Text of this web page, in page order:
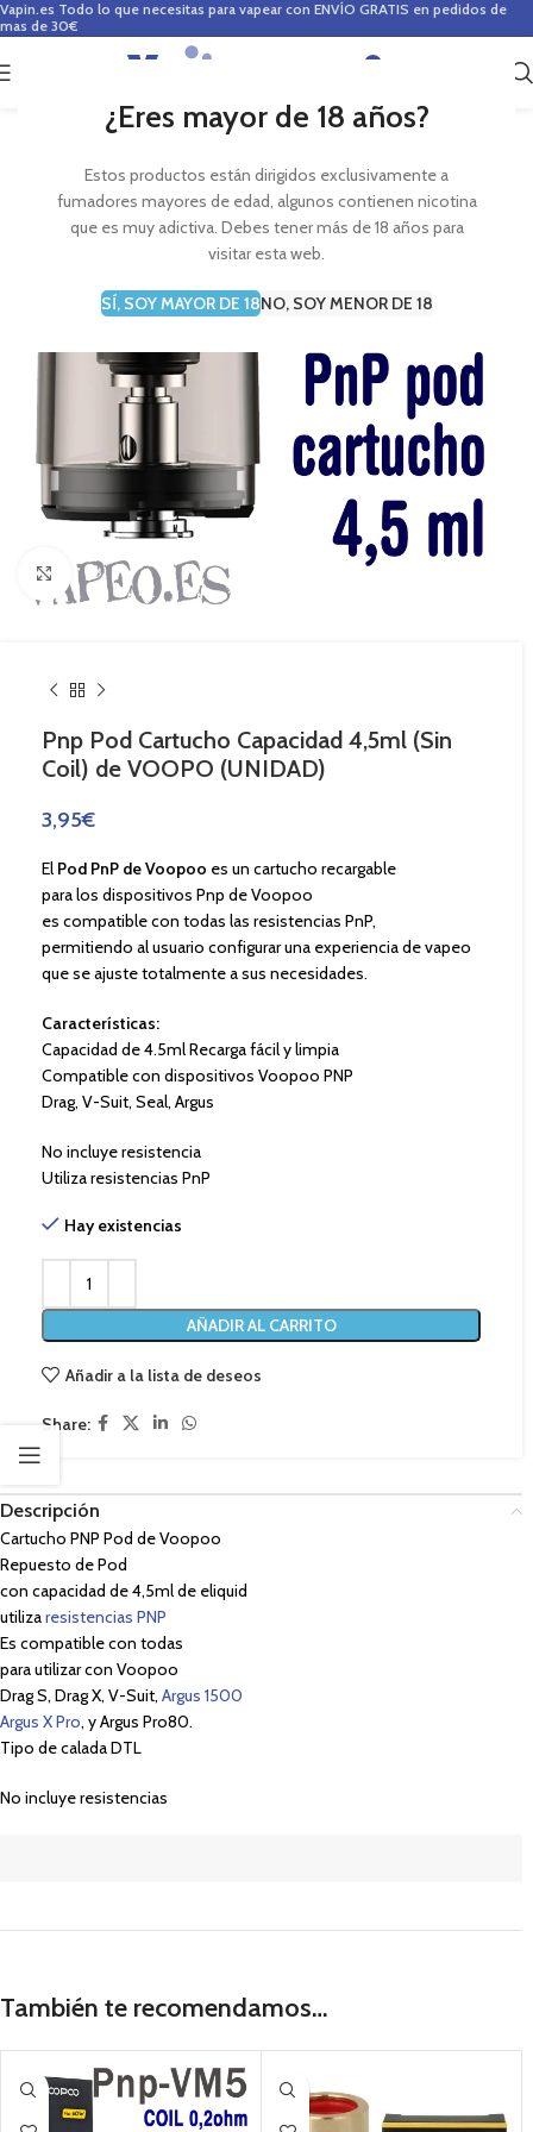
¿Eres mayor de 18 años?
Estos productos están dirigidos exclusivamente a
fumadores mayores de edad, algunos contienen nicotina
que es muy adictiva. Debes tener más de 18 años para
visitar esta web.
SÍ, SOY MAYOR DE 18NO, SOY MENOR DE 18
Vapin.es Todo lo que necesitas para vapear con ENVÍO GRATIS en pedidos de
mas de 30€
0
Haga Click para agrandar
Pnp Pod Cartucho Capacidad 4,5ml (Sin
Coil) de VOOPO (UNIDAD)
3,95€
El Pod PnP deVoopoo es un cartucho recargable
para los dispositivos Pnp de Voopoo
es compatible con todas las resistencias PnP,
permitiendo al usuario configurar una experiencia de vapeo
que se ajuste totalmente a sus necesidades.
Características:
Capacidad de 4.5ml Recarga fácil y limpia
Compatible con dispositivos Voopoo PNP
Drag, V-Suit, Seal, Argus
No incluye resistencia
Utiliza resistencias PnP
Hay existencias
AÑADIR AL CARRITO
Añadir a la lista de deseos
Share:
Descripción
Cartucho PNP Pod de Voopoo
Repuesto de Pod
con capacidad de 4,5ml de eliquid
utilizaresistencias PNP
Es compatible con todas
para utilizar con Voopoo
Drag S, Drag X, V-Suit, Argus 1500
Argus X Pro, y Argus Pro80.
Tipo de calada DTL
No incluye resistencias
También te recomendamos…